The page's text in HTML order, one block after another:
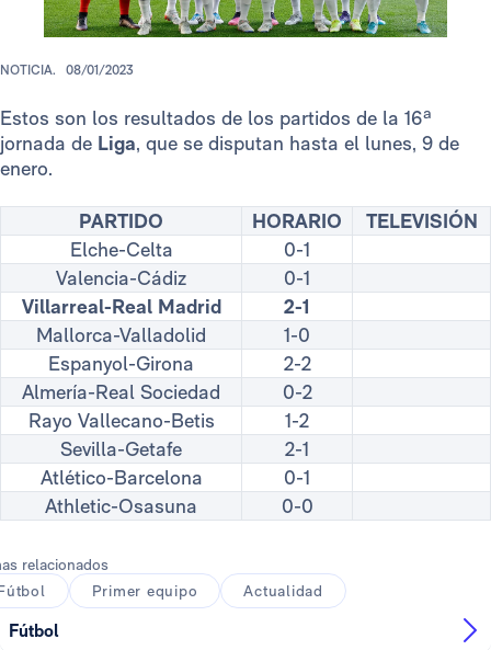
NOTICIA. 08/01/2023
Estos son los resultados de los partidos de la 16ª
jornada de Liga, que se disputan hasta el lunes, 9 de
enero.
PARTIDO HORARIO
TELEVISIÓN
Elche-Celta
0-1
Valencia-Cádiz
0-1
Villarreal-Real Madrid
2-1
Mallorca-Valladolid
1-0
Espanyol-Girona
2-2
Almería-Real Sociedad
0-2
Rayo Vallecano-Betis
1-2
Sevilla-Getafe
2-1
Atlético-Barcelona
0-1
Athletic-Osasuna
0-0
relacionados
Primer equipo Actualidad
Fútbol